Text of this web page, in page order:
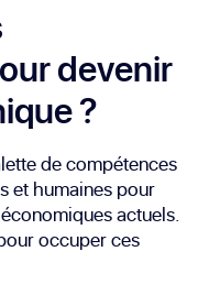
devenir
?
de compétences
et humaines pour
actuels.
occuper ces